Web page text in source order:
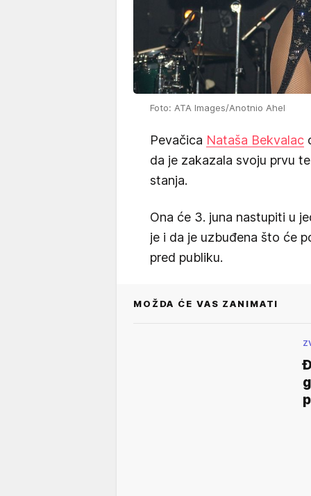
Foto: ATA Images/Anotnio Ahel
Pevačica Nataša Bekvalac
da je zakazala svoju prvu
stanja.
Ona će 3. juna nastupiti u
je i da je uzbuđena što će
pred publiku.
MOŽDA ĆE VAS ZANIMATI